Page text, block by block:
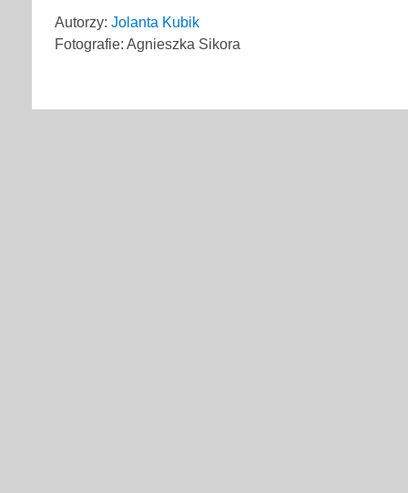
Autorzy: Jolanta Kubik
Fotografie: Agnieszka Sikora